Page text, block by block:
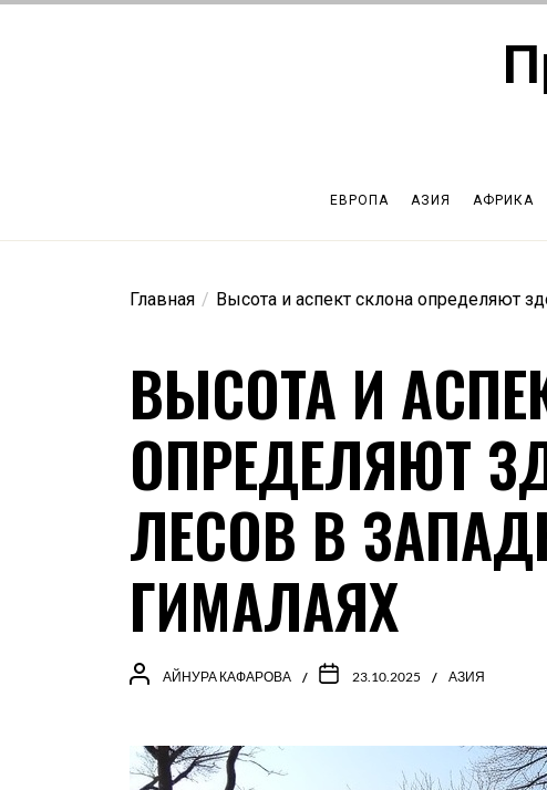
ЕВРОПА АЗИЯ АФРИКА
Главная Высота и аспект склона определяют
ВЫСОТА И
ОПРЕДЕЛЯЮТ
ЛЕСОВ В
ГИМАЛАЯХ
АЙНУРА КАФАРОВА 23.10.2025 АЗИЯ